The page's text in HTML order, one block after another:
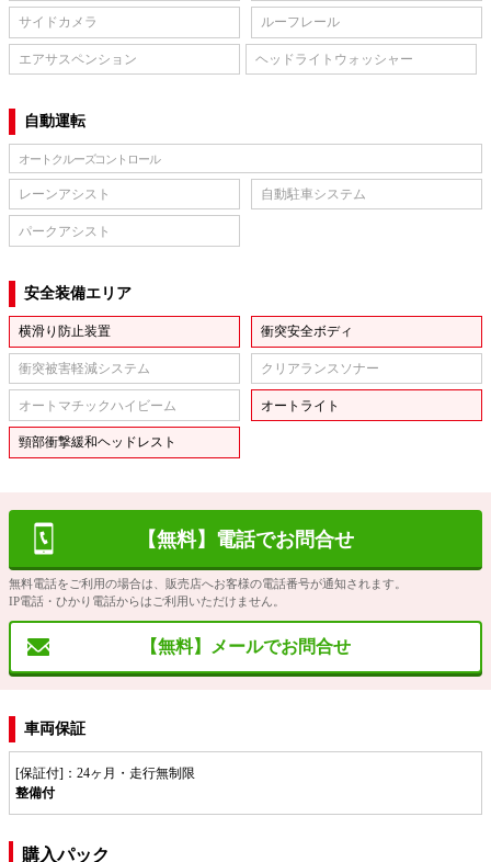
サイドカメラ ルーフレール
エアサスペンション ヘッドライトウォッシャー
自動運転
オートクルーズコントロール
レーンアシスト 自動駐車システム
パークアシスト
安全装備エリア
横滑り防止装置 衝突安全ボディ
衝突被害軽減システム クリアランスソナー
オートマチックハイビーム オートライト
頸部衝撃緩和ヘッドレスト
【無料】電話でお問合せ
無料電話をご利用の場合は、販売店へお客様の電話番号が通知されます。
IP電話・ひかり電話からはご利用いただけません。
【無料】メールでお問合せ
車両保証
[保証付]：24ヶ月・走行無制限
整備付
購入パック